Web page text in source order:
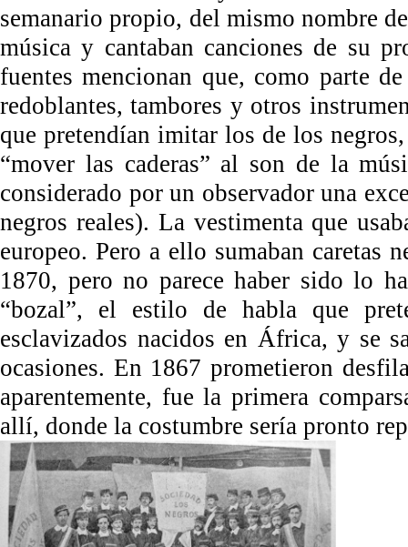
semanario propio, del mismo nombre
música y cantaban canciones de su
fuentes mencionan que, como parte
redoblantes, tambores y otros
que pretendían imitar los de los
“mover las caderas” al son de la
considerado por un observador una
negros reales). La vestimenta que
europeo. Pero a ello sumaban caretas
1870, pero no parece haber sido lo
“bozal”, el estilo de habla que
esclavizados nacidos en África, y se
ocasiones. En 1867 prometieron
aparentemente, fue la primera
allí, donde la costumbre sería pronto